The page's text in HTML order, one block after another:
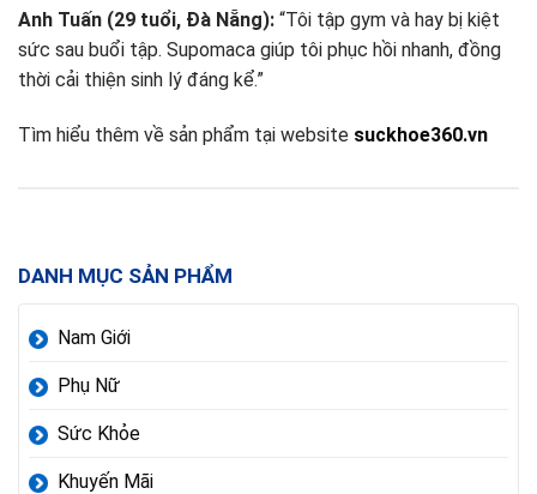
DANH MỤC SẢN PHẨM
Nam Giới
Phụ Nữ
Sức Khỏe
Khuyến Mãi
Anh Tuấn (29 tuổi, Đà Nẵng): “Tôi tập gym và hay bị kiệt
sức sau buổi tập. Supomaca giúp tôi phục hồi nhanh, đồng
thời cải thiện sinh lý đáng kể.”
Tìm hiểu thêm về sản phẩm tại website suckhoe360.vn